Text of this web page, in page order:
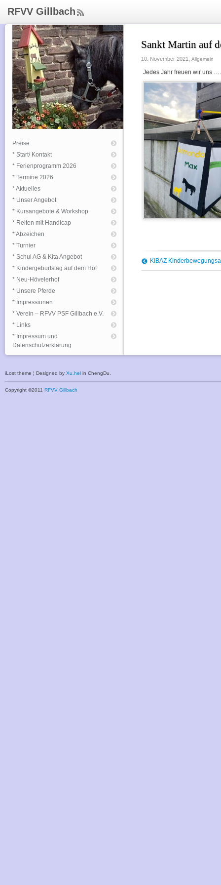
RFVV Gillbach
d
Rs
s
Sankt Martin auf
10. November 2021, Allgemein
Jedes Jahr freuen wir uns
KIBAZ
Preise
* Start/ Kontakt
* Ferienprogramm 2026
* Termine 2026
* Aktuelles
* Unser Angebot
* Kursangebote & Workshop
* Reiten mit Handicap
* Abzeichen
* Turnier
* Schul AG & Kita Angebot
* Kindergeburtstag auf dem Hof
* Neu-Hövelerhof
* Unsere Pferde
* Impressionen
* Verein – RFVV PSF Gillbach e.V.
* Links
* Impressum und
Datenschutzerklärung
iLost theme ¦ Designed by Xu.hel in ChengDu.
Copyright ©2011 RFVV Gillbach